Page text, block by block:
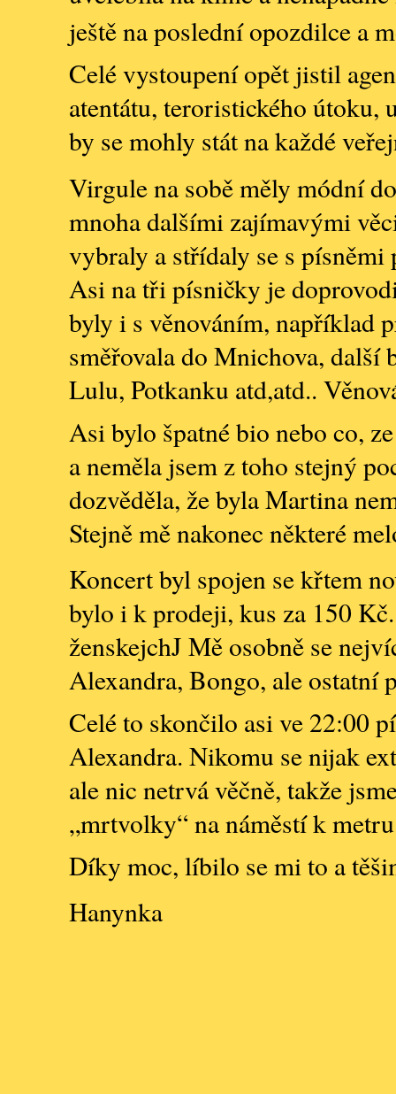
ještě na poslední opozdilce a
Celé vystoupení opět jistil
atentátu, teroristického útoku,
by se mohly stát na každé
Virgule na sobě měly módní
mnoha dalšími zajímavými
vybraly a střídaly se s
Asi na tři písničky je
byly i s věnováním, například
směřovala do Mnichova,
Lulu, Potkanku atd,atd..
Asi bylo špatné bio nebo co,
a neměla jsem z toho stejný
dozvěděla, že byla Martina
Stejně mě nakonec některé
Koncert byl spojen se křtem
bylo i k prodeji, kus za 150
ženskejchJ Mě osobně se
Alexandra, Bongo, ale ostatní
Celé to skončilo asi ve 22:00
Alexandra. Nikomu se nijak
ale nic netrvá věčně, takže
„mrtvolky“ na náměstí k
Díky moc, líbilo se mi to a
Hanynka